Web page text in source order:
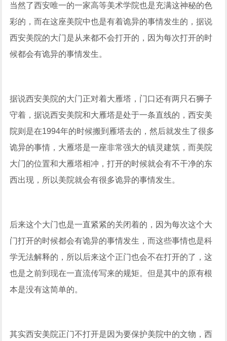
当然了西安唯一的一家高等美术学院也是充满这神秘的色
彩的，而在这座美院中也是有着诡异的事情发生的，据说
西安美院的大门是从来都不会打开的，因为每次打开的时
候都会有诡异的事情发生。
据说西安美院的大门正对着大雁塔，门口还有两只石狮子
守着，据说西安美院和大雁塔是处于一条直线的，西安美
院则是在1994年的时候搬到雁塔去的，然后就发生了很多
诡异的事情，大雁塔是一座非常强大的镇灵建筑，而美院
大门的位置和大雁塔相冲，打开的时候就会有不干净的东
西出现，所以美院就会有很多诡异的事情发生。
后来这个大门也是一直紧紧的关闭着的，因为每次这个大
门打开的时候都会有诡异的事情发生，而这些事情也是科
学无法解释的，所以后来这个正门也会不在打开的了，这
也是之前到现在一直流传写来的规矩。但是其中的原有根
本是没有这简单的。
其实西安美院正门不打开是因为要保护美院中的文物，西